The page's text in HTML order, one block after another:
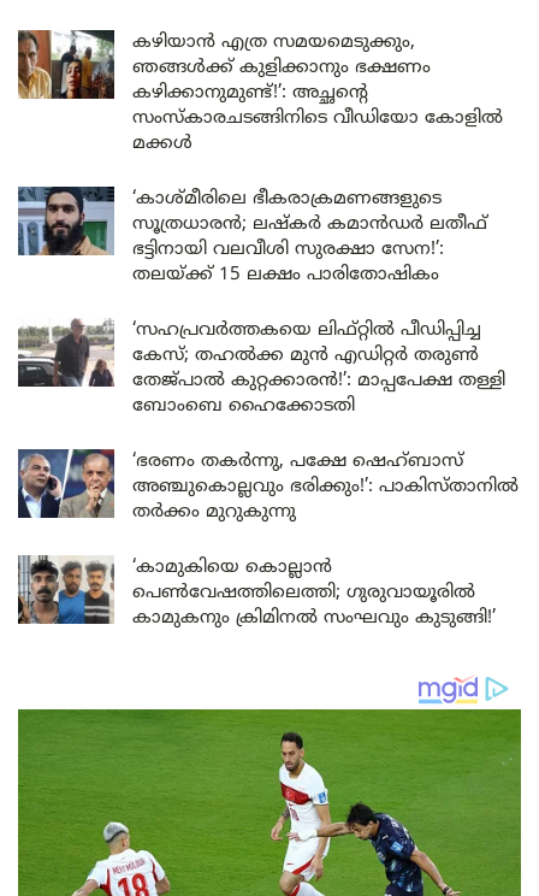
കഴിയാൻ എത്ര സമയമെടുക്കും,
ഞങ്ങൾക്ക് കുളിക്കാനും ഭക്ഷണം
കഴിക്കാനുമുണ്ട്!’: അച്ഛന്റെ
സംസ്കാരചടങ്ങിനിടെ വീഡിയോ കോളിൽ
മക്കൾ
‘കാശ്മീരിലെ ഭീകരാക്രമണങ്ങളുടെ
സൂത്രധാരൻ; ലഷ്കർ കമാൻഡർ ലതീഫ്
ഭട്ടിനായി വലവീശി സുരക്ഷാ സേന!’:
തലയ്ക്ക് 15 ലക്ഷം പാരിതോഷികം
‘സഹപ്രവർത്തകയെ ലിഫ്റ്റിൽ പീഡിപ്പിച്ച
കേസ്; തഹൽക്ക മുൻ എഡിറ്റർ തരുൺ
തേജ്പാൽ കുറ്റക്കാരൻ!’: മാപ്പപേക്ഷ തള്ളി
ബോംബെ ഹൈക്കോടതി
‘ഭരണം തകർന്നു, പക്ഷേ ഷെഹ്ബാസ്
അഞ്ചുകൊല്ലവും ഭരിക്കും!’: പാകിസ്താനിൽ
തർക്കം മുറുകുന്നു
‘കാമുകിയെ കൊല്ലാൻ
പെൺവേഷത്തിലെത്തി; ഗുരുവായൂരിൽ
കാമുകനും ക്രിമിനൽ സംഘവും കുടുങ്ങി!’